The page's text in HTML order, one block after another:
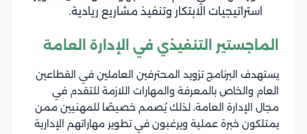
استراتيجيات الابتكار وتنفيذ مشاريع ريادية.
الماجستير التنفيذي في الإدارة العامة
يستهدف البرنامج تزويد المحترفين العاملين في القطاعين
العام والخاص بالمعرفة والمهارات اللازمة للتقدم في
مجال الإدارة العامة، لذلك يُصمم خصيصًا للمهنيين ممن
يمتلكون خبرة عملية ويرغبون في تطوير مهاراتهم الإدارية